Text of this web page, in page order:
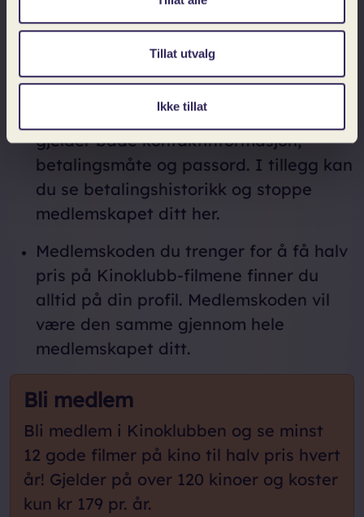
Tillat utvalg
Ikke tillat
opplysninger som er registrert på deg.
Du kan til enhver tid logge inn og endre
disse opplysningene selv – dette
gjelder både kontaktinformasjon,
betalingsmåte og passord. I tillegg kan
du se betalingshistorikk og stoppe
medlemskapet ditt her.
Medlemskoden du trenger for å få halv
pris på Kinoklubb-filmene finner du
alltid på din profil. Medlemskoden vil
være den samme gjennom hele
medlemskapet ditt.
Bli medlem
Bli medlem i Kinoklubben og se minst
12 gode filmer på kino til halv pris hvert
år! Gjelder på over 120 kinoer og koster
kun kr 179 pr. år.